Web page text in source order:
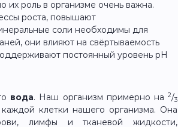
их роль в организме очень важна.
роста, повышают
соли необходимы для
они влияют на свёртываемость
постоянный уровень pH
вода. Наш организм примерно на2/3
клетки нашего организма. Она
лимфы и тканевой жидкости,